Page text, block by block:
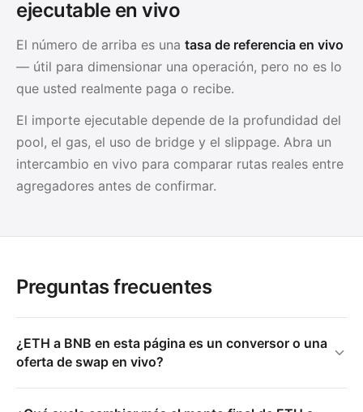
ejecutable en vivo
El número de arriba es una tasa de referencia en vivo
— útil para dimensionar una operación, pero no es lo
que usted realmente paga o recibe.
El importe ejecutable depende de la profundidad del
pool, el gas, el uso de bridge y el slippage. Abra un
intercambio en vivo para comparar rutas reales entre
agregadores antes de confirmar.
Preguntas frecuentes
¿ETH a BNB en esta página es un conversor o una
oferta de swap en vivo?